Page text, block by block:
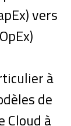
vers
à
de
Cloud à